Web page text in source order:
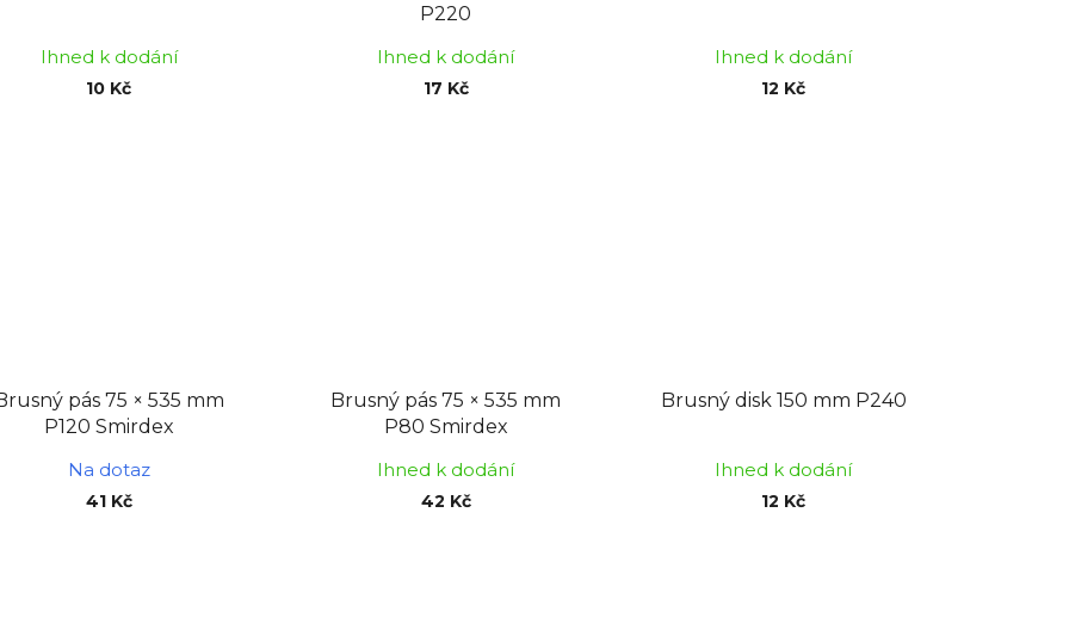
Ihned k dodání
10 Kč
P220
Ihned k dodání
17 Kč
Ihned k dodání
12 Kč
pás 75 × 535 mm
P120 Smirdex
Na dotaz
41 Kč
Brusný pás 75 × 535 mm
P80 Smirdex
Ihned k dodání
42 Kč
Brusný disk 150 mm P240
Ihned k dodání
12 Kč